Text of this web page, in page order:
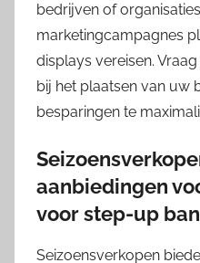
bedrijven of
marketingcampagnes
displays vereisen.
bij het plaatsen van uw
besparingen te
aanbiedingen
voor step-up
Seizoensverkopen